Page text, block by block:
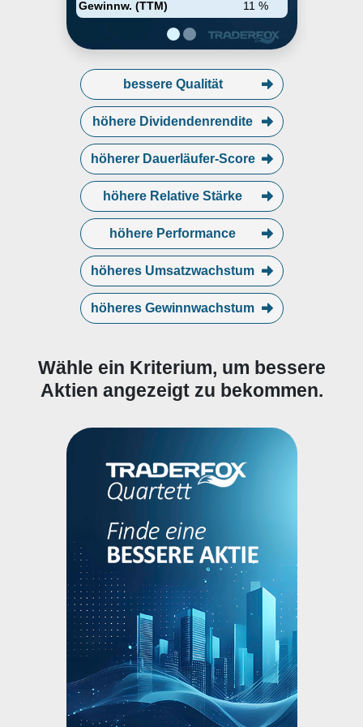
Gewinnw. (TTM)
11 %
bessere Qualität
höhere Dividendenrendite
höherer Dauerläufer-Score
höhere Relative Stärke
höhere Performance
höheres Umsatzwachstum
höheres Gewinnwachstum
Wähle ein Kriterium, um bessere
Aktien angezeigt zu bekommen.